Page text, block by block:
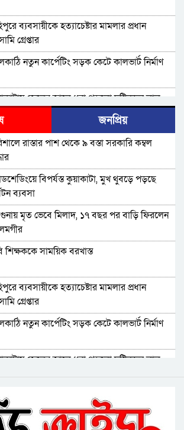
ব্যবসায়ীকে হত্যাচেষ্টার মামলার প্রধান
গ্রেপ্তার
নতুন কার্পেটিং সড়ক কেটে কালভার্ট নির্মাণ
জেলের জালে ধরা পড়লো দৃষ্টিনন্দন লাল
ফিস
বকেয়া বেতনসহ, আট দফা দাবিতে
সড়ক অবরোধ
৬৪৭ কোটি টাকার বাজেট, স্মার্ট নগর গড়ার
ইউএনও খাল খননের ১ কোটি টাকা ফিরত
রাষ্ট্রীয় কোষাগারে
গৃহবধূকে শ্বসরোধে হত্যার অভিযোগ
শ্যালকের স্ত্রীর ব্লেডের আঘাতে ননদ
গোপাঙ্গ কর্তন
কলে‌জ হো‌স্টেলঃ ছাত্রাবা‌সের ছাদের পলেস্তারা
শিক্ষার্থী আহত
নিখোঁজের পর ডোবা থেকে বৃদ্ধের মরদেহ
তথ্যমন্ত্রী
জনপ্রিয়
রাস্তার পাশ থেকে ৯ বস্তা সরকারি কম্বল
বিপর্যস্ত কুয়াকাটা, মুখ থুবড়ে পড়ছে
ব্যবসা
মৃত ভেবে মিলাদ, ১৭ বছর পর বাড়ি ফিরলেন
শিক্ষককে সাময়িক বরখাস্ত
ব্যবসায়ীকে হত্যাচেষ্টার মামলার প্রধান
গ্রেপ্তার
নতুন কার্পেটিং সড়ক কেটে কালভার্ট নির্মাণ
জেলের জালে ধরা পড়লো দৃষ্টিনন্দন লাল
বকেয়া বেতনসহ, আট দফা দাবিতে
সড়ক অবরোধ